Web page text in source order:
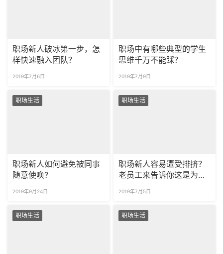
职场新人破冰第一步，怎
样快速融入团队？
2019年7月6日
职场中有哪些典型的学生
思维千万不能踩？
2019年7月9日
职场生活
职场新人如何避免被同事
随意使唤?
2019年9月24日
职场生活
职场新人容易遭受排挤？
老员工来告诉你这是为什
2019年7月5日
职场生活 职场生活